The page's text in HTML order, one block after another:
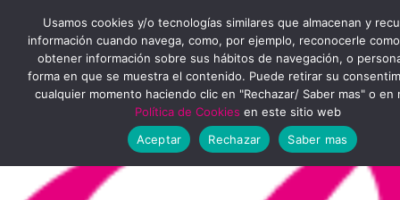
contenido
MENÚ
PRINCIPAL
Usamos cookies y/o tecnologías similares que almacenan y
información cuando navega, como, por ejemplo, reconocerle
obtener información sobre sus hábitos de navegación, o
forma en que se muestra el contenido. Puede retirar su
cualquier momento haciendo clic en "Rechazar/ Saber mas" o en
Política de Cookies en este sitio web
Aceptar
Rechazar Saber mas